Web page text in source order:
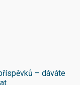
– dáváte